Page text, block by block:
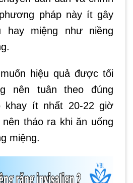
pháp này ít gây
hay miệng như niềng
hiệu quả được tối
nên tuân theo đúng
khay ít nhất 20-22 giờ
tháo ra khi ăn uống
miệng.